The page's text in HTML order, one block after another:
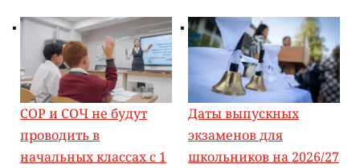
СОР и СОЧ не будут
проводить в
начальных классах с 1
Даты выпускных
экзаменов для
школьников на 2026/27